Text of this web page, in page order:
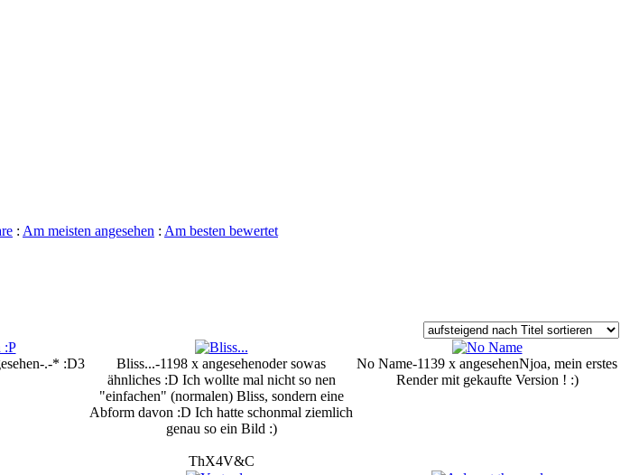
: Am meisten angesehen : Am besten bewertet
-.-* :D3
Bliss...-1198 x angesehenoder sowas
ähnliches :D Ich wollte mal nicht so nen
"einfachen" (normalen) Bliss, sondern eine
Abform davon :D Ich hatte schonmal ziemlich
genau so ein Bild :)
ThX4V&C
No Name-1139 x angesehenNjoa, mein erstes
Render mit gekaufte Version ! :)